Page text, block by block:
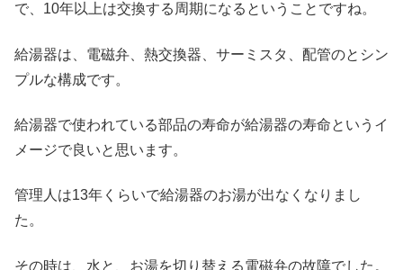
で、10年以上は交換する周期になるということですね。
給湯器は、電磁弁、熱交換器、サーミスタ、配管のとシン
プルな構成です。
給湯器で使われている部品の寿命が給湯器の寿命というイ
メージで良いと思います。
管理人は13年くらいで給湯器のお湯が出なくなりまし
た。
その時は、水と、お湯を切り替える電磁弁の故障でした。